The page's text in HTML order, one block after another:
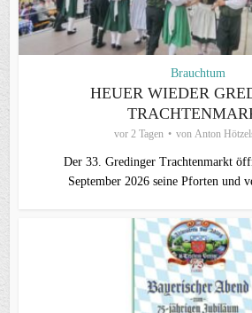
Brauchtum
HEUER WIEDER
vor 2 Tagen von Anton
Der 33. Gredinger Trachtenmarkt
September 2026 seine Pforten und